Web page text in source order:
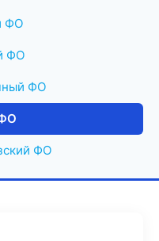
ФО
ФО
ФО
ФО